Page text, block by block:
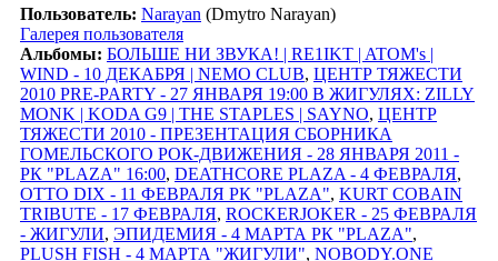
Пользователь: Narayan (Dmytro Narayan)
Галерея пользователя
Альбомы: БОЛЬШЕ НИ ЗВУКА! | RE1IKT | ATOM's |
WIND - 10 ДЕКАБРЯ | NEMO CLUB, ЦЕНТР ТЯЖЕСТИ
2010 PRE-PARTY - 27 ЯНВАРЯ 19:00 В ЖИГУЛЯХ: ZILLY
MONK | KODA G9 | THE STAPLES | SAYNO, ЦЕНТР
ТЯЖЕСТИ 2010 - ПРЕЗЕНТАЦИЯ СБОРНИКА
ГОМЕЛЬСКОГО РОК-ДВИЖЕНИЯ - 28 ЯНВАРЯ 2011 -
РК "PLAZA" 16:00, DEATHCORE PLAZA - 4 ФЕВРАЛЯ,
OTTO DIX - 11 ФЕВРАЛЯ РК "PLAZA", KURT COBAIN
TRIBUTE - 17 ФЕВРАЛЯ, ROCKERJOKER - 25 ФЕВРАЛЯ
- ЖИГУЛИ, ЭПИДЕМИЯ - 4 МАРТА РК "PLAZA",
PLUSH FISH - 4 МАРТА "ЖИГУЛИ", NOBODY.ONE